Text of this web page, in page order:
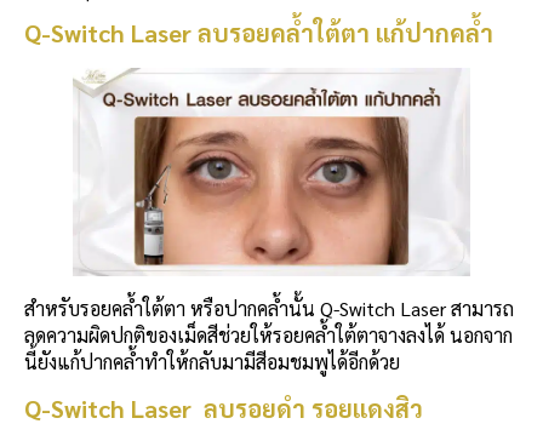
Q-Switch Laser ลบรอยคล้ำใต้ตา แก้ปากคล้ำ
สำหรับรอยคล้ำใต้ตา หรือปากคล้ำนั้น Q-Switch Laser สามารถ
ลดความผิดปกติของเม็ดสีช่วยให้รอยคล้ำใต้ตาจางลงได้ นอกจาก
นี้ยังแก้ปากคล้ำทำให้กลับมามีสีอมชมพูได้อีกด้วย
Q-Switch Laser ลบรอยดำ รอยแดงสิว